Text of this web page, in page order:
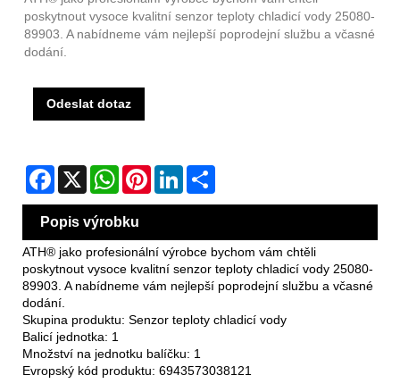
poskytnout vysoce kvalitní senzor teploty chladicí vody 25080-
89903. A nabídneme vám nejlepší poprodejní službu a včasné
dodání.
Odeslat dotaz
Facebook
X WhatsAppPinterestLinkedIn
Popis výrobku
ATH® jako profesionální výrobce bychom vám chtěli
poskytnout vysoce kvalitní senzor teploty chladicí vody 25080-
89903. A nabídneme vám nejlepší poprodejní službu a včasné
dodání.
Skupina produktu: Senzor teploty chladicí vody
Balicí jednotka: 1
Množství na jednotku balíčku: 1
Evropský kód produktu: 6943573038121